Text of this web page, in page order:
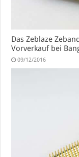
Das Zeblaze
Vorverkauf bei
09/12/2016